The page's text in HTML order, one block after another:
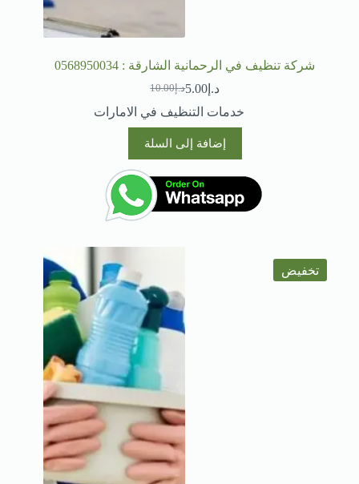
شركة تنظيف في الرحمانية الشارقة : 0568950034
د.إ10.00
السعر
الأصلي
هو:
د.إ 5.00السعر
الحالي
هو:
خدمات التنظيف في الامارات
إضافة إلى السلة
تخفيض